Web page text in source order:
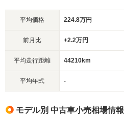
平均価格 224.8万円
前月比 +2.2万円
平均走行距離 44210km
平均年式 -
モデル別 中古車小売相場情報